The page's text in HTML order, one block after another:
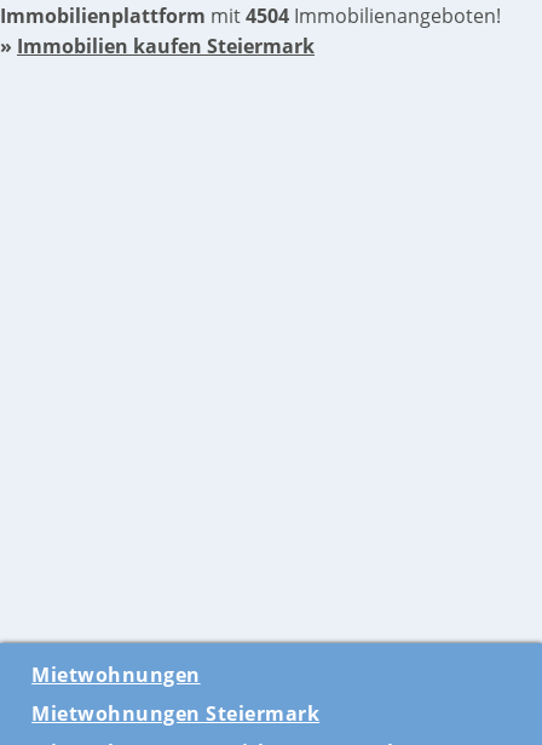
Immobilienplattform mit4504 Immobilienangeboten!
» Immobilien kaufen Steiermark
Mietwohnungen
Mietwohnungen Steiermark